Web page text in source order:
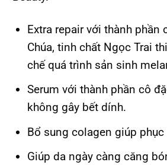
Extra repair với thành phần
Chúa, tinh chất Ngọc Trai
chế quá trình sản sinh
Serum với thành phần cô
không gây bết dính.
Bổ sung colagen giúp
Giúp da ngày càng căng